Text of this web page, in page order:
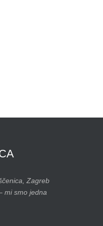
Zagreb
mi smo jedna